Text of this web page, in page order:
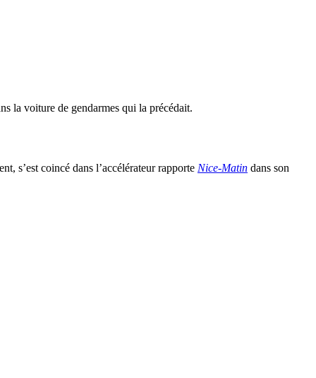
la voiture de gendarmes qui la précédait.
s’est coincé dans l’accélérateur rapporte Nice-Matin dans son